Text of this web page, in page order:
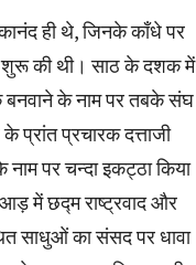
ही थे, जिनके काँधे पर
शुरू की थी। साठ के दशक में
बनवाने के नाम पर तबके संघ
प्रांत प्रचारक दत्ताजी
पर चन्दा इकट्ठा किया
में छद्म राष्ट्रवाद और
साधुओं का संसद पर धावा